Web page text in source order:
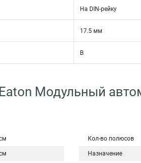
На DIN-рейку
17.5 мм
B
Модульный
Кол-во полюсов
Назначение